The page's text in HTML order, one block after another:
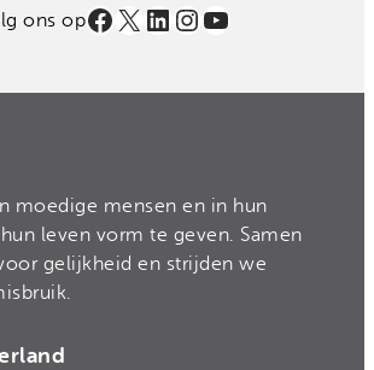
ons opFacebook
X LinkedIn
Instagram
YouTube
moedige mensen en in hun
leven vorm te geven. Samen
gelijkheid en strijden we